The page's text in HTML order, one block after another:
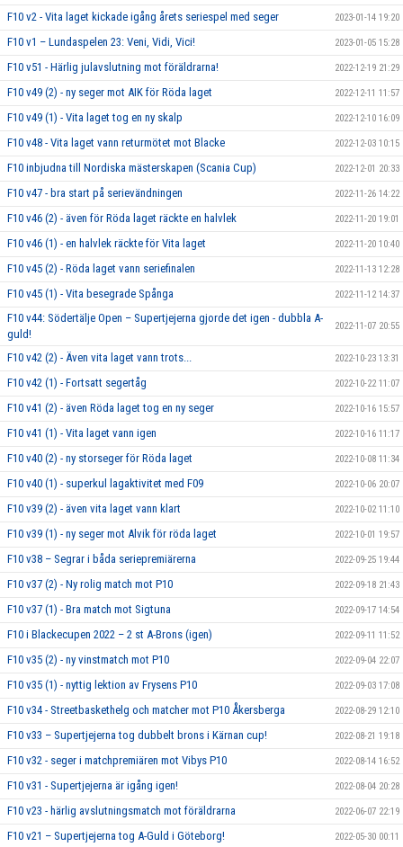
F10 v2 - Vita laget kickade igång årets seriespel med seger 2023-01-14 19:20
F10 v1 – Lundaspelen 23: Veni, Vidi, Vici! 2023-01-05 15:28
F10 v51 - Härlig julavslutning mot föräldrarna! 2022-12-19 21:29
F10 v49 (2) - ny seger mot AIK för Röda laget 2022-12-11 11:57
F10 v49 (1) - Vita laget tog en ny skalp 2022-12-10 16:09
F10 v48 - Vita laget vann returmötet mot Blacke 2022-12-03 10:15
F10 inbjudna till Nordiska mästerskapen (Scania Cup) 2022-12-01 20:33
F10 v47 - bra start på serievändningen 2022-11-26 14:22
F10 v46 (2) - även för Röda laget räckte en halvlek 2022-11-20 19:01
F10 v46 (1) - en halvlek räckte för Vita laget 2022-11-20 10:40
F10 v45 (2) - Röda laget vann seriefinalen 2022-11-13 12:28
F10 v45 (1) - Vita besegrade Spånga 2022-11-12 14:37
F10 v44: Södertälje Open – Supertjejerna gjorde det igen - dubbla A-
guld!
2022-11-07 20:55
F10 v42 (2) - Även vita laget vann trots... 2022-10-23 13:31
F10 v42 (1) - Fortsatt segertåg 2022-10-22 11:07
F10 v41 (2) - även Röda laget tog en ny seger 2022-10-16 15:57
F10 v41 (1) - Vita laget vann igen 2022-10-16 11:17
F10 v40 (2) - ny storseger för Röda laget 2022-10-08 11:34
F10 v40 (1) - superkul lagaktivitet med F09 2022-10-06 20:07
F10 v39 (2) - även vita laget vann klart 2022-10-02 11:10
F10 v39 (1) - ny seger mot Alvik för röda laget 2022-10-01 19:57
F10 v38 – Segrar i båda seriepremiärerna 2022-09-25 19:44
F10 v37 (2) - Ny rolig match mot P10 2022-09-18 21:43
F10 v37 (1) - Bra match mot Sigtuna 2022-09-17 14:54
F10 i Blackecupen 2022 – 2 st A-Brons (igen) 2022-09-11 11:52
F10 v35 (2) - ny vinstmatch mot P10 2022-09-04 22:07
F10 v35 (1) - nyttig lektion av Frysens P10 2022-09-03 17:08
F10 v34 - Streetbaskethelg och matcher mot P10 Åkersberga 2022-08-29 12:10
F10 v33 – Supertjejerna tog dubbelt brons i Kärnan cup! 2022-08-21 19:18
F10 v32 - seger i matchpremiären mot Vibys P10 2022-08-14 16:52
F10 v31 - Supertjejerna är igång igen! 2022-08-04 20:28
F10 v23 - härlig avslutningsmatch mot föräldrarna 2022-06-07 22:19
F10 v21 – Supertjejerna tog A-Guld i Göteborg! 2022-05-30 00:11